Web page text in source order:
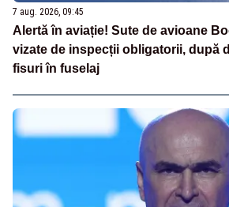
7 aug. 2026, 09:45
Alertă în aviație! Sute de avioane
vizate de inspecții obligatorii, după
fisuri în fuselaj